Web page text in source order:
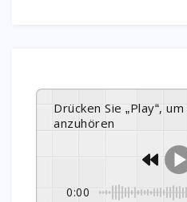
Drücken Sie „Play“, um diesen Inhalt
anzuhören
0:00